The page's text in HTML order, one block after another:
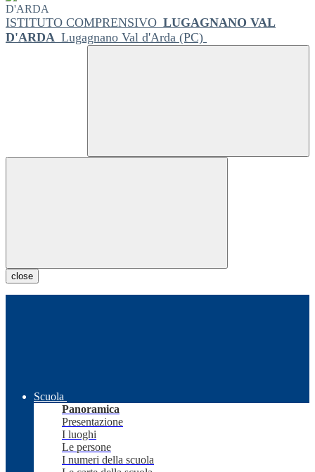
ISTITUTO COMPRENSIVO LUGAGNANO VAL
D'ARDA Lugagnano Val d'Arda (PC)
close
Scuola
Panoramica
Presentazione
I luoghi
Le persone
I numeri della scuola